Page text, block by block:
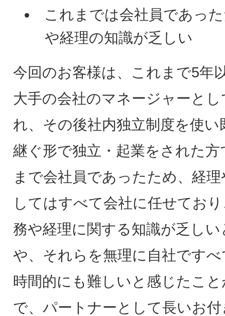
これまでは会社員であっ
や経理の知識が乏しい
今回のお客様は、これまで5年
大手の会社のマネージャーと
れ、その後社内独立制度を使い
継ぐ形で独立・起業をされた
まで会社員であったため、経
してはすべて会社に任せてお
務や経理に関する知識が乏しい
や、それらを無理に自社です
時間的にも難しいと感じたこ
で、パートナーとして長いお